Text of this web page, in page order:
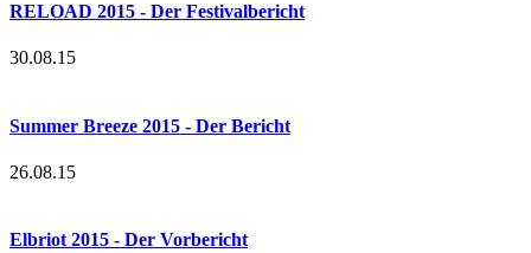
RELOAD 2015 - Der Festivalbericht
30.08.15
Summer Breeze 2015 - Der Bericht
26.08.15
Elbriot 2015 - Der Vorbericht